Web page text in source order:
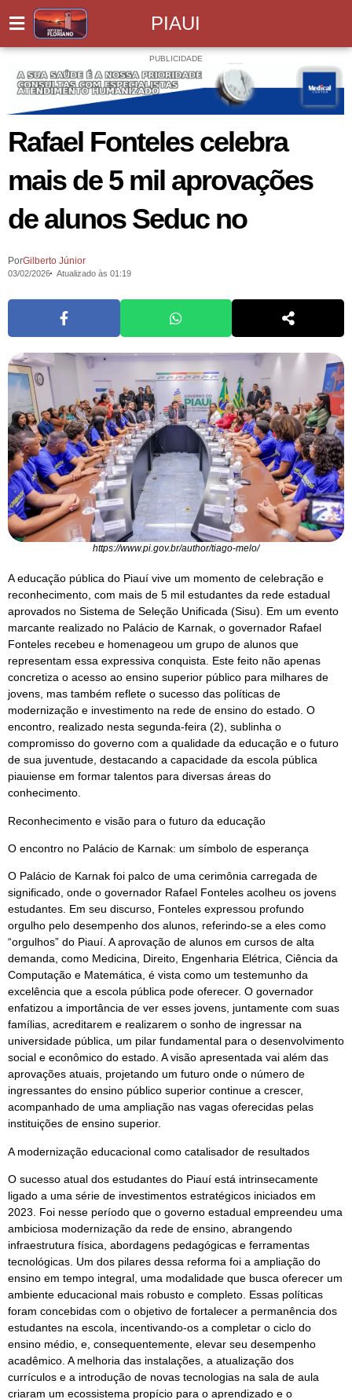
PIAUI
PUBLICIDADE
Rafael Fonteles celebra
mais de 5 mil aprovações
de alunos Seduc no
PorGilberto Júnior
03/02/2026 Atualizado às 01:19
https://www.pi.gov.br/author/tiago-melo/
A educação pública do Piauí vive um momento de celebração e
reconhecimento, com mais de 5 mil estudantes da rede estadual
aprovados no Sistema de Seleção Unificada (Sisu). Em um evento
marcante realizado no Palácio de Karnak, o governador Rafael
Fonteles recebeu e homenageou um grupo de alunos que
representam essa expressiva conquista. Este feito não apenas
concretiza o acesso ao ensino superior público para milhares de
jovens, mas também reflete o sucesso das políticas de
modernização e investimento na rede de ensino do estado. O
encontro, realizado nesta segunda-feira (2), sublinha o
compromisso do governo com a qualidade da educação e o futuro
de sua juventude, destacando a capacidade da escola pública
piauiense em formar talentos para diversas áreas do
conhecimento.
Reconhecimento e visão para o futuro da educação
O encontro no Palácio de Karnak: um símbolo de esperança
O Palácio de Karnak foi palco de uma cerimônia carregada de
significado, onde o governador Rafael Fonteles acolheu os jovens
estudantes. Em seu discurso, Fonteles expressou profundo
orgulho pelo desempenho dos alunos, referindo-se a eles como
“orgulhos” do Piauí. A aprovação de alunos em cursos de alta
demanda, como Medicina, Direito, Engenharia Elétrica, Ciência da
Computação e Matemática, é vista como um testemunho da
excelência que a escola pública pode oferecer. O governador
enfatizou a importância de ver esses jovens, juntamente com suas
famílias, acreditarem e realizarem o sonho de ingressar na
universidade pública, um pilar fundamental para o desenvolvimento
social e econômico do estado. A visão apresentada vai além das
aprovações atuais, projetando um futuro onde o número de
ingressantes do ensino público superior continue a crescer,
acompanhado de uma ampliação nas vagas oferecidas pelas
instituições de ensino superior.
A modernização educacional como catalisador de resultados
O sucesso atual dos estudantes do Piauí está intrinsecamente
ligado a uma série de investimentos estratégicos iniciados em
2023. Foi nesse período que o governo estadual empreendeu uma
ambiciosa modernização da rede de ensino, abrangendo
infraestrutura física, abordagens pedagógicas e ferramentas
tecnológicas. Um dos pilares dessa reforma foi a ampliação do
ensino em tempo integral, uma modalidade que busca oferecer um
ambiente educacional mais robusto e completo. Essas políticas
foram concebidas com o objetivo de fortalecer a permanência dos
estudantes na escola, incentivando-os a completar o ciclo do
ensino médio, e, consequentemente, elevar seu desempenho
acadêmico. A melhoria das instalações, a atualização dos
currículos e a introdução de novas tecnologias na sala de aula
criaram um ecossistema propício para o aprendizado e o